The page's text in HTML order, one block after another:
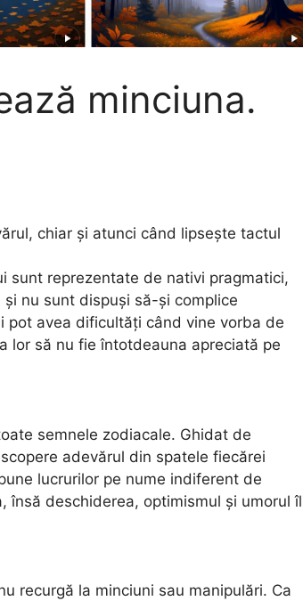
minciuna.
chiar și atunci când lipsește tactul
sunt reprezentate de nativi pragmatici,
nu sunt dispuși să-și complice
pot avea dificultăți când vine vorba de
lor să nu fie întotdeauna apreciată pe
semnele zodiacale. Ghidat de
adevărul din spatele fiecărei
lucrurilor pe nume indiferent de
însă deschiderea, optimismul și umorul îl
recurgă la minciuni sau manipulări. Ca